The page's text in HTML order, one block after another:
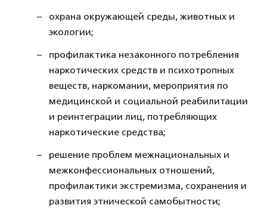
охрана окружающей среды, животных и
экологии;
профилактика незаконного потребления
наркотических средств и психотропных
веществ, наркомании, мероприятия по
медицинской и социальной реабилитации
и реинтеграции лиц, потребляющих
наркотические средства;
решение проблем межнациональных и
межконфессиональных отношений,
профилактики экстремизма, сохранения и
развития этнической самобытности;